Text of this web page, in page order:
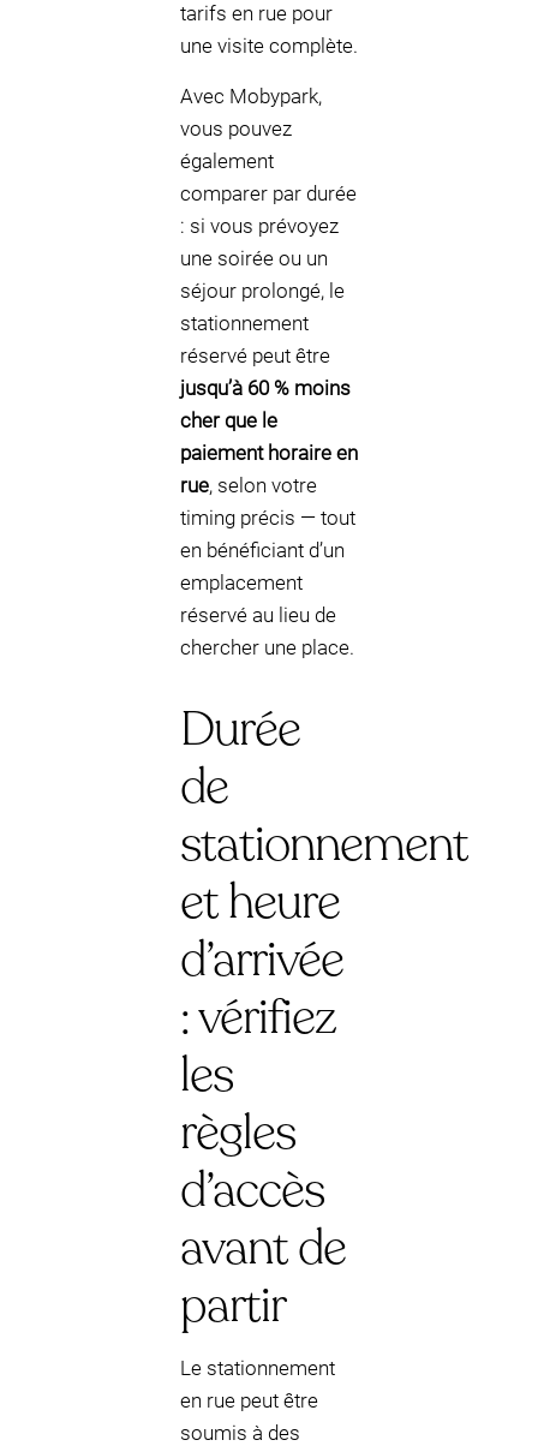
tarifs en rue pour
une visite complète.
Avec Mobypark,
vous pouvez
également
comparer par durée
: si vous prévoyez
une soirée ou un
séjour prolongé, le
stationnement
réservé peut être
jusqu’à 60 % moins
cher que le
paiement horaire en
rue, selon votre
timing précis — tout
en bénéficiant d’un
emplacement
réservé au lieu de
chercher une place.
Durée
de
stationnement
et heure
d’arrivée
: vérifiez
les
règles
d’accès
avant de
partir
Le stationnement
en rue peut être
soumis à des